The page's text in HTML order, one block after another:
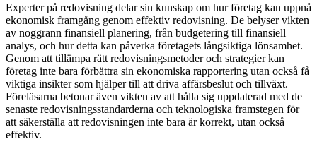
Experter på redovisning delar sin kunskap om hur företag kan uppnå
ekonomisk framgång genom effektiv redovisning. De belyser vikten
av noggrann finansiell planering, från budgetering till finansiell
analys, och hur detta kan påverka företagets långsiktiga lönsamhet.
Genom att tillämpa rätt redovisningsmetoder och strategier kan
företag inte bara förbättra sin ekonomiska rapportering utan också få
viktiga insikter som hjälper till att driva affärsbeslut och tillväxt.
Föreläsarna betonar även vikten av att hålla sig uppdaterad med de
senaste redovisningsstandarderna och teknologiska framstegen för
att säkerställa att redovisningen inte bara är korrekt, utan också
effektiv.